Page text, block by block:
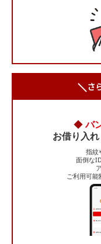
さ
◆バ
お借り入
指紋
面倒な
ご利用可能